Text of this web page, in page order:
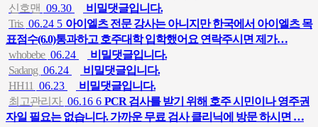
신호맨 09.30
비밀댓글입니다.
Tris 06.24 5 아이엘츠 전문 강사는 아니지만 한국에서 아이엘츠 목
표점수(6.0)통과하고 호주대학 입학했어요 연락주시면 제가…
whobebe 06.24
비밀댓글입니다.
Sadang 06.24
비밀댓글입니다.
HH11 06.23
비밀댓글입니다.
최고관리자 06.16 6 PCR 검사를 받기 위해 호주 시민이나 영주권
자일 필요는 없습니다. 가까운 무료 검사 클리닉에 방문 하시면 …